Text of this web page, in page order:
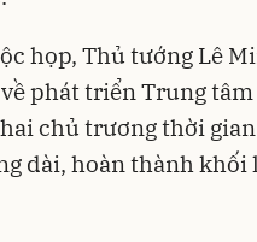
họp, Thủ tướng Lê
phát triển Trung
chủ trương thời gian
dài, hoàn thành khối